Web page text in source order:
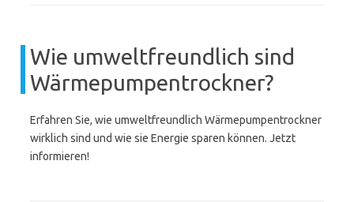
Wie umweltfreundlich sind
Wärmepumpentrockner?
Erfahren Sie, wie umweltfreundlich Wärmepumpentrockner
wirklich sind und wie sie Energie sparen können. Jetzt
informieren!